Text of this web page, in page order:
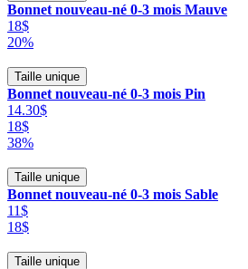
Bonnet nouveau-né 0-3 mois Mauve
18$
20%
Taille unique
Bonnet nouveau-né 0-3 mois Pin
14.30$
18$
38%
Taille unique
Bonnet nouveau-né 0-3 mois Sable
11$
18$
Taille unique